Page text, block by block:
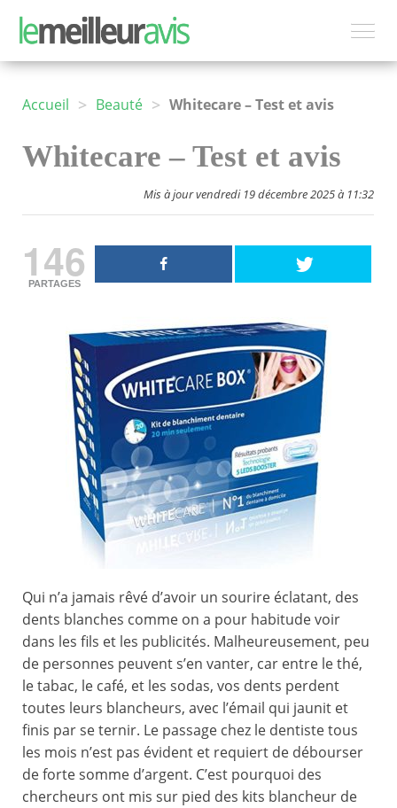
Accueil > Beauté > Whitecare – Test et avis
Whitecare – Test et avis
Mis à jour vendredi 19 décembre 2025 à 11:32
146
PARTAGES
Qui n’a jamais rêvé d’avoir un sourire éclatant, des
dents blanches comme on a pour habitude voir
dans les fils et les publicités. Malheureusement, peu
de personnes peuvent s’en vanter, car entre le thé,
le tabac, le café, et les sodas, vos dents perdent
toutes leurs blancheurs, avec l’émail qui jaunit et
finis par se ternir. Le passage chez le dentiste tous
les mois n’est pas évident et requiert de débourser
de forte somme d’argent. C’est pourquoi des
chercheurs ont mis sur pied des kits blancheur de